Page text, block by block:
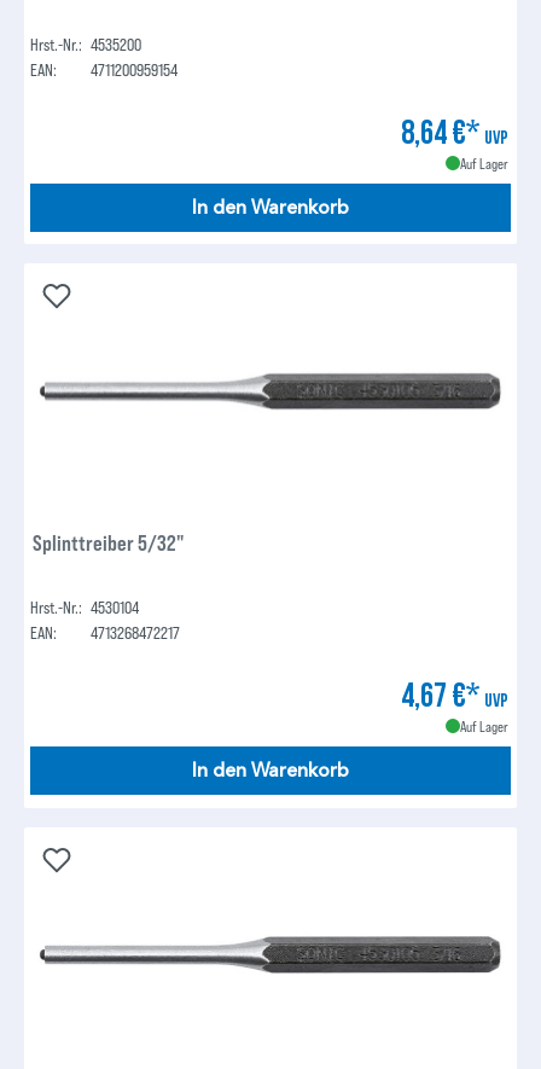
Hrst.-Nr.: 4535200
EAN:
4711200959154
8,64 €* UVP
Auf Lager
In den Warenkorb
Splinttreiber 5/32"
Hrst.-Nr.: 4530104
EAN:
4713268472217
4,67 €* UVP
Auf Lager
In den Warenkorb